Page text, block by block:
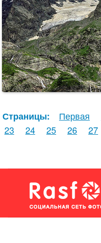
Страницы: Первая
23
24 25 26 27